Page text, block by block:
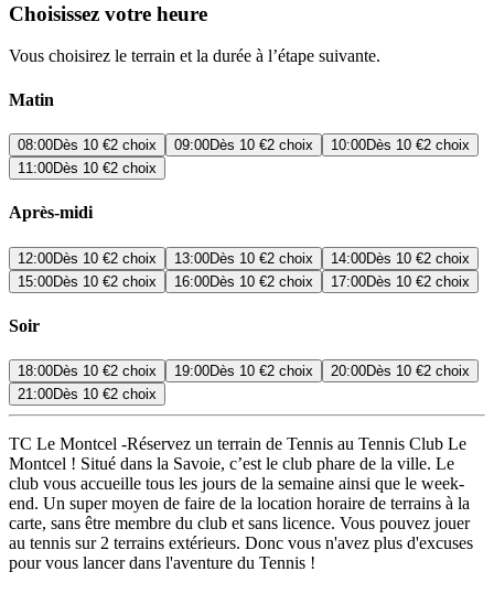
Choisissez votre heure
Vous choisirez le terrain et la durée à l’étape suivante.
Matin
08:00Dès 10 €2 choix 09:00Dès 10 €2 choix 10:00Dès 10 €2 choix
11:00Dès 10 €2 choix
Après-midi
12:00Dès 10 €2 choix 13:00Dès 10 €2 choix 14:00Dès 10 €2 choix
15:00Dès 10 €2 choix 16:00Dès 10 €2 choix 17:00Dès 10 €2 choix
Soir
18:00Dès 10 €2 choix 19:00Dès 10 €2 choix 20:00Dès 10 €2 choix
21:00Dès 10 €2 choix
TC Le Montcel -Réservez un terrain de Tennis au Tennis Club Le
Montcel ! Situé dans la Savoie, c’est le club phare de la ville. Le
club vous accueille tous les jours de la semaine ainsi que le week-
end. Un super moyen de faire de la location horaire de terrains à la
carte, sans être membre du club et sans licence. Vous pouvez jouer
au tennis sur 2 terrains extérieurs. Donc vous n'avez plus d'excuses
pour vous lancer dans l'aventure du Tennis !